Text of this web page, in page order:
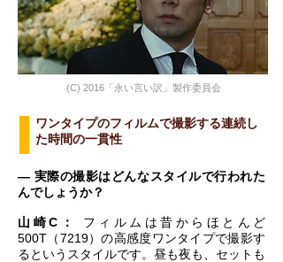
(C) 2016「永い言い訳」製作委員会
ワンタイプのフィルムで撮影する連続し
た時間の一貫性
― 実際の撮影はどんなスタイルで行われた
んでしょうか？
山崎C：
フィルムは昔からほとんど
500T（7219）の高感度ワンタイプで撮影す
るというスタイルです。昼も夜も、セットも